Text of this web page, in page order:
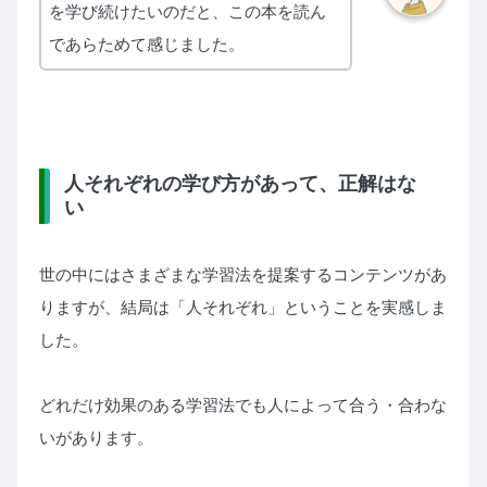
を学び続けたいのだと、この本を読ん
であらためて感じました。
人それぞれの学び方があって、正解はな
い
世の中にはさまざまな学習法を提案するコンテンツがあ
りますが、結局は「人それぞれ」ということを実感しま
した。
どれだけ効果のある学習法でも人によって合う・合わな
いがあります。